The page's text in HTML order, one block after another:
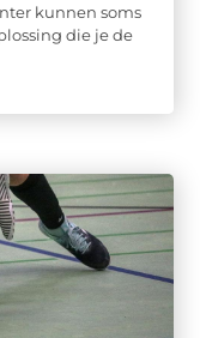
kunnen soms
die je de